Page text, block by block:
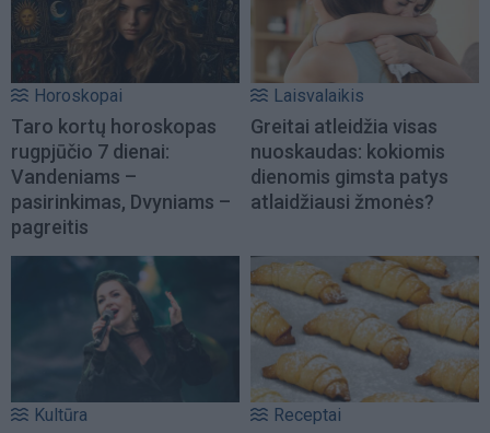
Horoskopai
Taro kortų horoskopas
rugpjūčio 7 dienai:
Vandeniams –
pasirinkimas, Dvyniams –
pagreitis
Laisvalaikis
Greitai atleidžia visas
nuoskaudas: kokiomis
dienomis gimsta patys
atlaidžiausi žmonės?
Kultūra Receptai